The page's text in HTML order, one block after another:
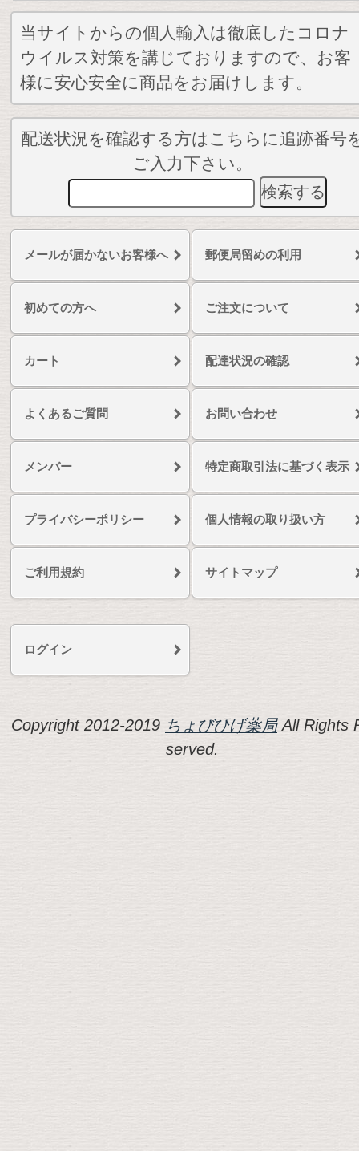
当サイトからの個人輸入は徹底したコロナ
ウイルス対策を講じておりますので、お客
様に安心安全に商品をお届けします。
配送状況を確認する方はこちらに追跡番号
ご入力下さい。
メールが届かないお客様へ 郵便局留めの利用
初めての方へ ご注文について
カート 配達状況の確認
よくあるご質問 お問い合わせ
メンバー 特定商取引法に基づく表示
プライバシーポリシー 個人情報の取り扱い方
ご利用規約 サイトマップ
ログイン
Copyright 2012-2019 ちょびひげ薬局All Rights
served.